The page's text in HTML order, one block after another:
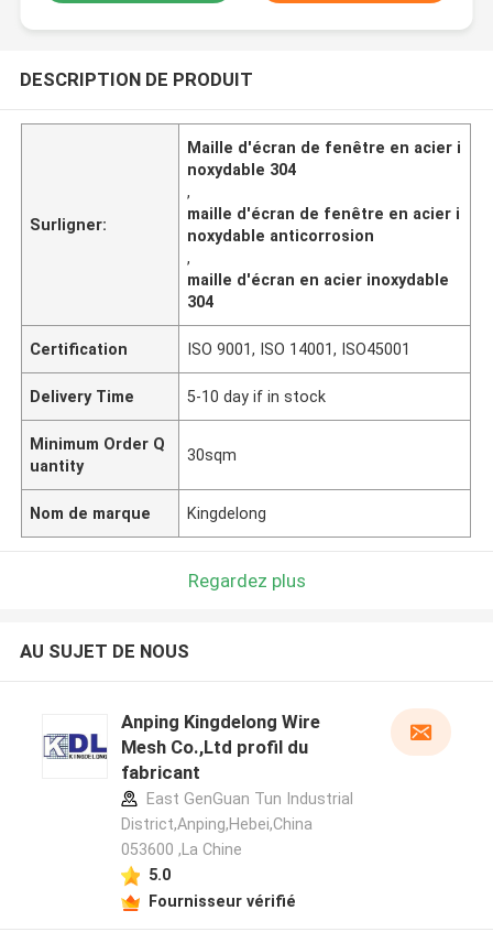
DESCRIPTION DE PRODUIT
Surligner:
Maille d'écran de fenêtre en acier i
noxydable 304
,
maille d'écran de fenêtre en acier i
noxydable anticorrosion
,
maille d'écran en acier inoxydable
304
Certification ISO 9001, ISO 14001, ISO45001
Delivery Time 5-10 day if in stock
Minimum Order Q
uantity
30sqm
Nom de marque Kingdelong
Regardez plus
AU SUJET DE NOUS
Anping Kingdelong Wire
Mesh Co.,Ltd profil du
fabricant
East GenGuan Tun Industrial
District,Anping,Hebei,China
053600 ,La Chine
5.0
Fournisseur vérifié